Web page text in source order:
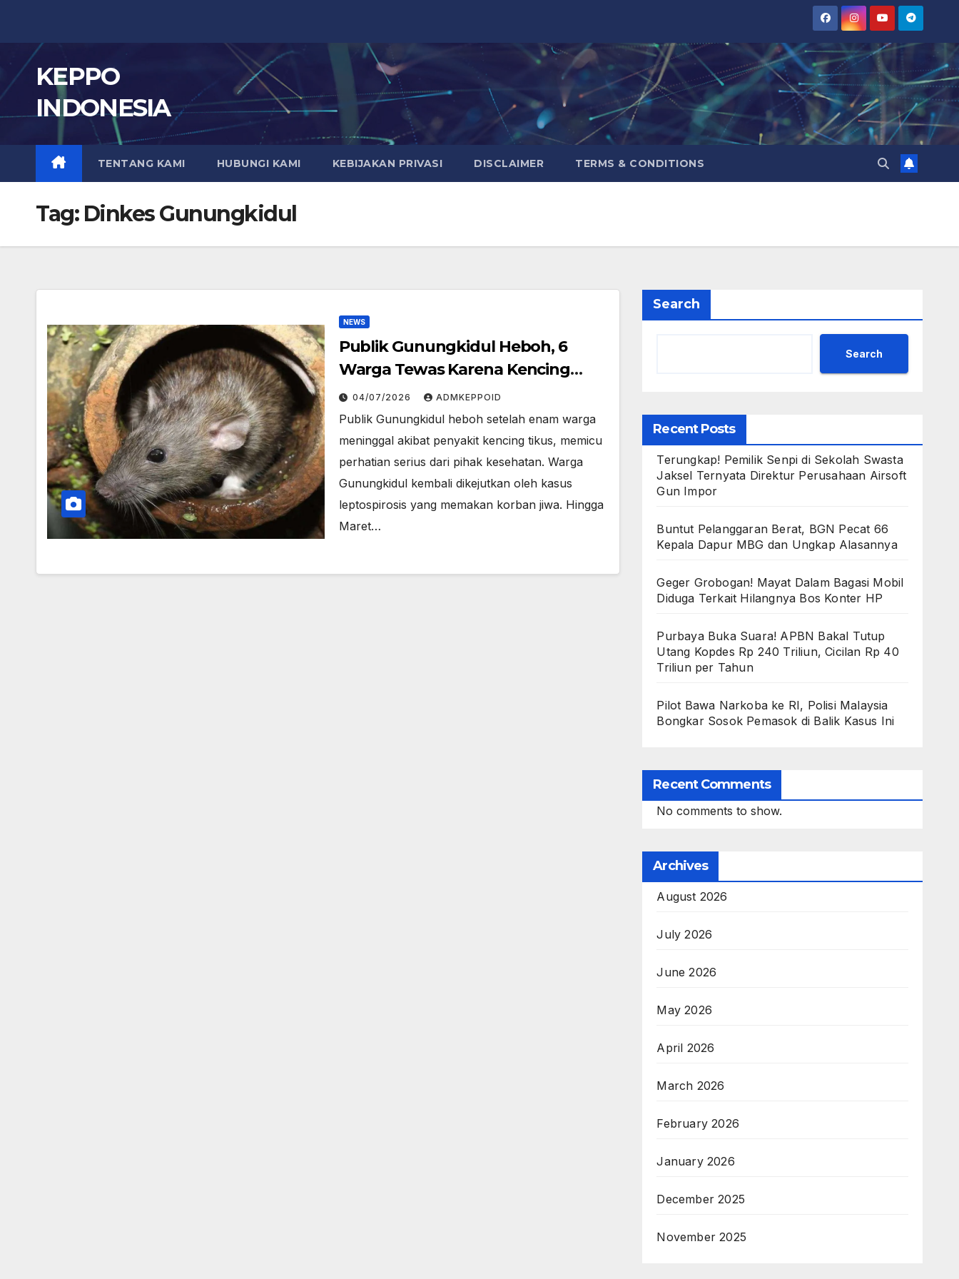
content
KEPPO
INDONESIA
TENTANG KAMI HUBUNGI KAMI KEBIJAKAN PRIVASI DISCLAIMER TERMS & CONDITIONS
Tag: Dinkes Gunungkidul
NEWS
Publik Gunungkidul Heboh, 6
Warga Tewas Karena Kencing
Tikus!
04/07/2026 ADMKEPPOID
Publik Gunungkidul heboh setelah enam warga
meninggal akibat penyakit kencing tikus, memicu
perhatian serius dari pihak kesehatan. Warga
Gunungkidul kembali dikejutkan oleh kasus
leptospirosis yang memakan korban jiwa. Hingga
Maret…
Search
Search
Recent Posts
Terungkap! Pemilik Senpi di Sekolah Swasta
Jaksel Ternyata Direktur Perusahaan Airsoft
Gun Impor
Buntut Pelanggaran Berat, BGN Pecat 66
Kepala Dapur MBG dan Ungkap Alasannya
Geger Grobogan! Mayat Dalam Bagasi Mobil
Diduga Terkait Hilangnya Bos Konter HP
Purbaya Buka Suara! APBN Bakal Tutup
Utang Kopdes Rp 240 Triliun, Cicilan Rp 40
Triliun per Tahun
Pilot Bawa Narkoba ke RI, Polisi Malaysia
Bongkar Sosok Pemasok di Balik Kasus Ini
Recent Comments
No comments to show.
Archives
August 2026
July 2026
June 2026
May 2026
April 2026
March 2026
February 2026
January 2026
December 2025
November 2025